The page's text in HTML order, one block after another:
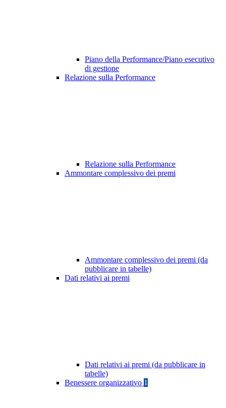
Piano della Performance/Piano esecutivo
di gestione
Relazione sulla Performance
Relazione sulla Performance
Ammontare complessivo dei premi
Ammontare complessivo dei premi (da
pubblicare in tabelle)
Dati relativi ai premi
Dati relativi ai premi (da pubblicare in
tabelle)
Benessere organizzativo 1